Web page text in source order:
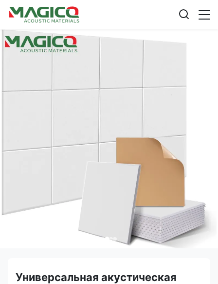
Универсальная акустическая